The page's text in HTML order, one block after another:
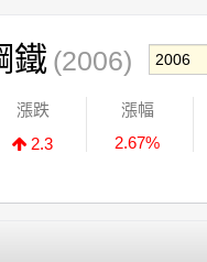
鐵 (2006)
漲跌
2.3
漲幅
2.67%